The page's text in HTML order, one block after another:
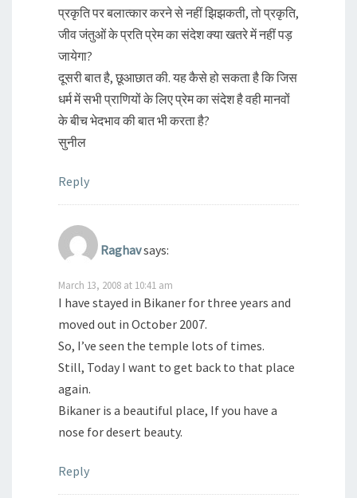
प्रकृति पर बलात्कार करने से नहीं झिझकती, तो प्रकृति,
जीव जंतुओं के प्रति प्रेम का संदेश क्या खतरे में नहीं पड़
जायेगा?
दूसरी बात है, छूआछात की. यह कैसे हो सकता है कि जिस
धर्म में सभी प्राणियों के लिए प्रेम का संदेश है वही मानवों
के बीच भेदभाव की बात भी करता है?
सुनील
Reply
Raghavsays:
March 13, 2008 at 10:41 am
I have stayed in Bikaner for three years and
moved out in October 2007.
So, I’ve seen the temple lots of times.
Still, Today I want to get back to that place
again.
Bikaner is a beautiful place, If you have a
nose for desert beauty.
Reply